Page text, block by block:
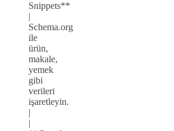
Snippets**
|
Schema.org
ile
ürün,
makale,
yemek
gibi
verileri
işaretleyin.
|
|